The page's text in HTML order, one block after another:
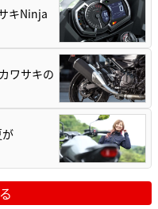
キNinja
ワサキの
が